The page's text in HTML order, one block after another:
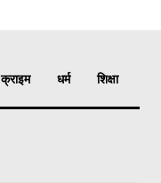
क्राइम धर्म शिक्षा